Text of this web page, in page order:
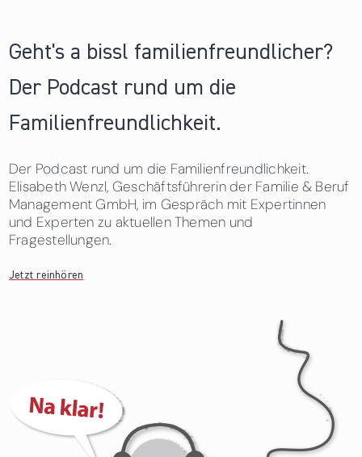
Geht's a bissl familienfreundlicher?
Der Podcast rund um die
Familienfreundlichkeit.
Der Podcast rund um die Familienfreundlichkeit.
Elisabeth Wenzl, Geschäftsführerin der Familie & Beruf
Management GmbH, im Gespräch mit Expertinnen
und Experten zu aktuellen Themen und
Fragestellungen.
Jetzt reinhören